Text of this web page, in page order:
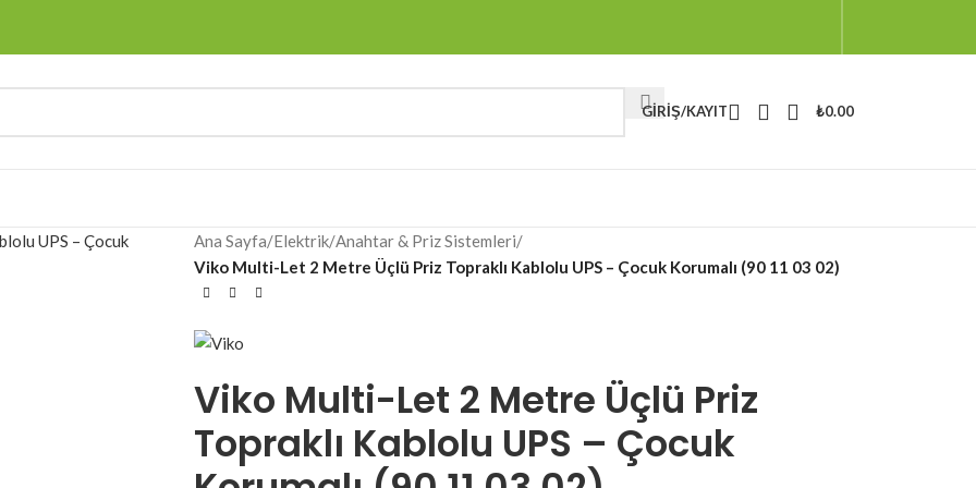
GIRIŞ/KAYIT ₺0.00
Ana Sayfa/Elektrik/Anahtar & Priz Sistemleri/
Viko Multi-Let 2 Metre Üçlü Priz Topraklı Kablolu UPS – Çocuk Korumalı (90 11 03 02)
Viko Multi-Let 2 Metre Üçlü Priz
Topraklı Kablolu UPS – Çocuk